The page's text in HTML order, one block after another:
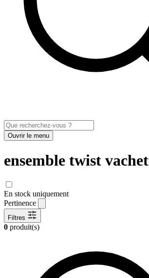
Ouvrir le menu
ensemble twist
En stock uniquement
Pertinence
Filtres
0 produit(s)